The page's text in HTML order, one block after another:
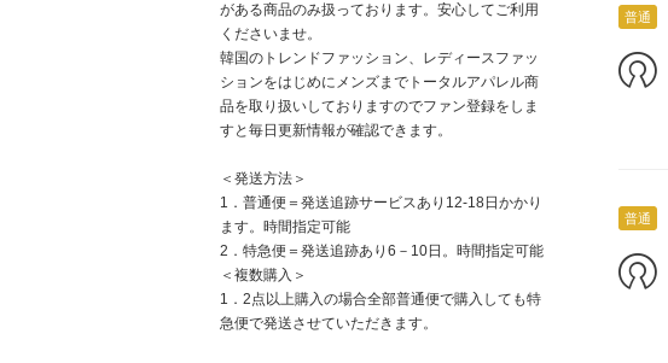
がある商品のみ扱っております。安心してご利用
くださいませ。
韓国のトレンドファッション、レディースファッ
ションをはじめにメンズまでトータルアパレル商
品を取り扱いしておりますのでファン登録をしま
すと毎日更新情報が確認できます。
＜発送方法＞
1．普通便＝発送追跡サービスあり12-18日かかり
ます。時間指定可能
2．特急便＝発送追跡あり6－10日。時間指定可能
＜複数購入＞
1．2点以上購入の場合全部普通便で購入しても特
急便で発送させていただきます。
普通
普通